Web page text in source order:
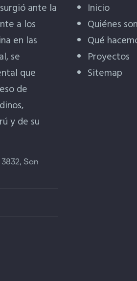
ante la
a los
en las
se
que
de
y de su
San
Inicio
Quiénes
Qué
Proyectos
Sitemap